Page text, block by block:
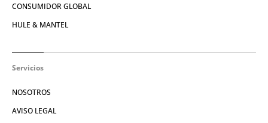
CONSUMIDOR GLOBAL
HULE & MANTEL
Servicios
NOSOTROS
AVISO LEGAL